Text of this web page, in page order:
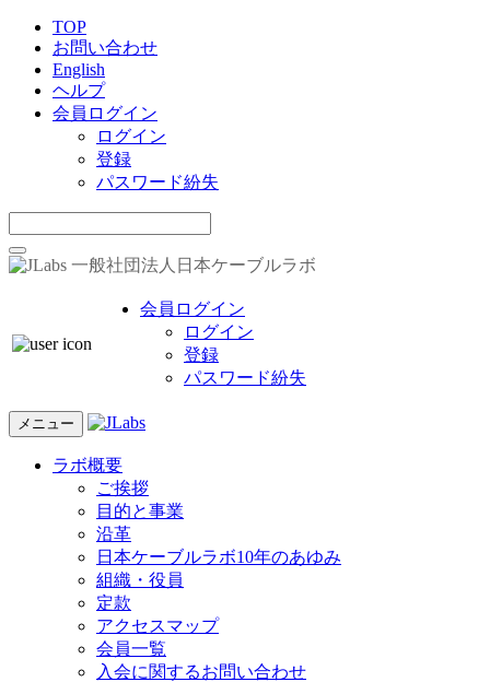
TOP
お問い合わせ
English
ヘルプ
会員ログイン
ログイン
登録
パスワード紛失
一般社団法人日本ケーブルラボ
会員ログイン
ログイン
登録
パスワード紛失
メニュー
ラボ概要
ご挨拶
目的と事業
沿革
日本ケーブルラボ10年のあゆみ
組織・役員
定款
アクセスマップ
会員一覧
入会に関するお問い合わせ